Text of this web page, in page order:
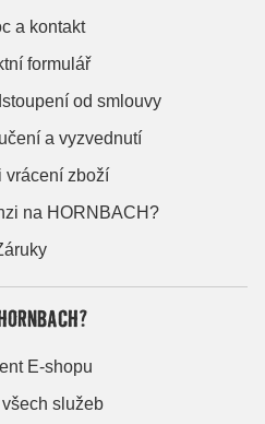
a kontakt
formulář
od smlouvy
a vyzvednutí
vrácení zboží
na HORNBACH?
E-shopu
služeb